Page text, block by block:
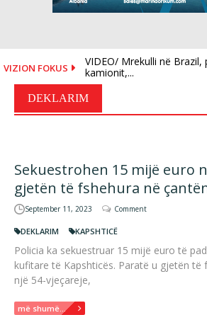
VIZION FOKUS
VIDEO/ Mrekulli në
kamionit,...
Senatorët kërkojnë që
sanksione ndaj zyrtarëve...
DEKLARIM
Sekuestrohen 15 mijë euro
gjetën të fshehura në
September 11, 2023 Comment
DEKLARIM KAPSHTICË
Policia ka sekuestruar 15 mijë euro të
kufitare të Kapshticës. Paratë u gjetën të
një 54-vjeçareje,
më shumë...